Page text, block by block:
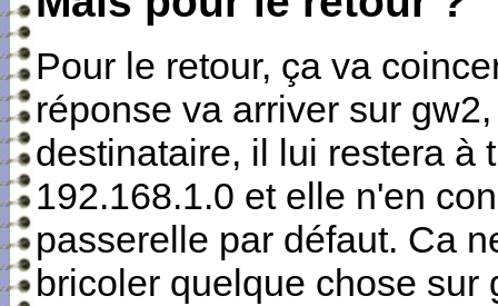
Pour le retour, ça va
réponse va arriver sur
destinataire, il lui restera à
192.168.1.0 et elle n'en
passerelle par défaut. Ca
bricoler quelque chose sur